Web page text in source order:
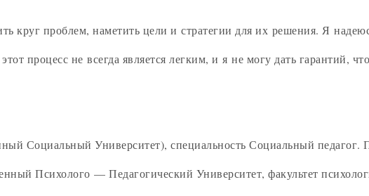
круг проблем, наметить цели и стратегии для их решения. Я
процесс не всегда является легким, и я не могу дать гарантий,
Социальный Университет), специальность Социальный
Психолого — Педагогический Университет, факультет